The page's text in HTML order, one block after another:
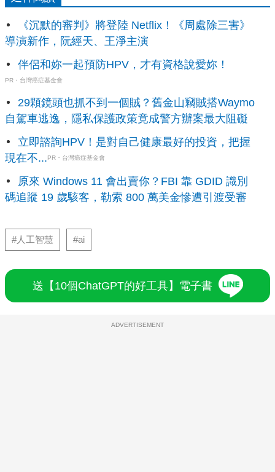
《沉默的審判》將登陸 Netflix！《周處除三害》
導演新作，阮經天、王淨主演
伴侶和妳一起預防HPV，才有資格說愛妳！
PR・台灣癌症基金會
29顆鏡頭也抓不到一個賊？舊金山竊賊搭Waymo
自駕車逃逸，隱私保護政策竟成警方辦案最大阻礙
立即諮詢HPV！是對自己健康最好的投資，把握
現在不...PR・台灣癌症基金會
原來 Windows 11 會出賣你？FBI 靠 GDID 識別
碼追蹤 19 歲駭客，勒索 800 萬美金慘遭引渡受審
#人工智慧 #ai
送【10個ChatGPT的好工具】電子書
ADVERTISEMENT